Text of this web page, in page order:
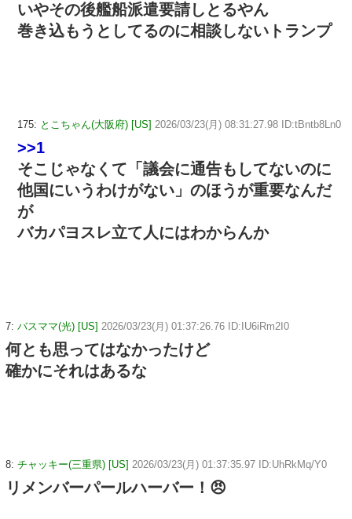
いやその後艦船派遣要請しとるやん
巻き込もうとしてるのに相談しないトランプ
175: とこちゃん(大阪府) [US] 2026/03/23(月) 08:31:27.98 ID:tBntb8Ln0
>>1
そこじゃなくて「議会に通告もしてないのに
他国にいうわけがない」のほうが重要なんだ
が
バカパヨスレ立て人にはわからんか
7: バスママ(光) [US] 2026/03/23(月) 01:37:26.76 ID:IU6iRm2I0
何とも思ってはなかったけど
確かにそれはあるな
8: チャッキー(三重県) [US] 2026/03/23(月) 01:37:35.97 ID:UhRkMq/Y0
リメンバーパールハーバー！😠